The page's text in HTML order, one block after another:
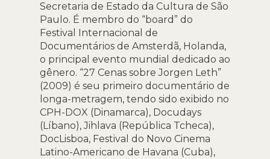
Secretaria de Estado da Cultura de São
Paulo. É membro do “board” do
Festival Internacional de
Documentários de Amsterdã, Holanda,
o principal evento mundial dedicado ao
gênero. “27 Cenas sobre Jorgen Leth”
(2009) é seu primeiro documentário de
longa-metragem, tendo sido exibido no
CPH-DOX (Dinamarca), Docudays
(Líbano), Jihlava (República Tcheca),
DocLisboa, Festival do Novo Cinema
Latino-Americano de Havana (Cuba),